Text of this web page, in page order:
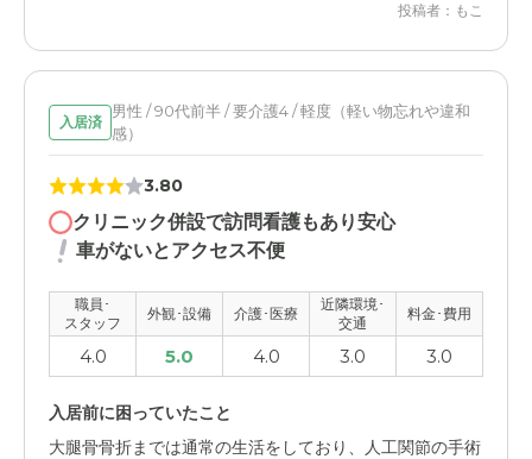
投稿者：もこ
入居済
男性 / 90代前半 / 要介護4 / 軽度（軽い物忘れや違和
感）
3.80
クリニック併設で訪問看護もあり安心
車がないとアクセス不便
職員･
スタッフ
外観･設備 介護･医療
近隣環境･
交通
料金･費用
4.0 5.0 4.0 3.0 3.0
入居前に困っていたこと
大腿骨骨折までは通常の生活をしており、人工関節の手術